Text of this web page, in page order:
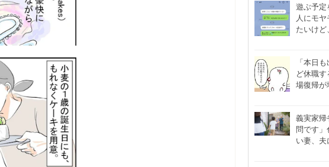
遊ぶ予
人にモ
たいけど
「本日
ど休職
場復帰が
義実家
問です」
い妻、